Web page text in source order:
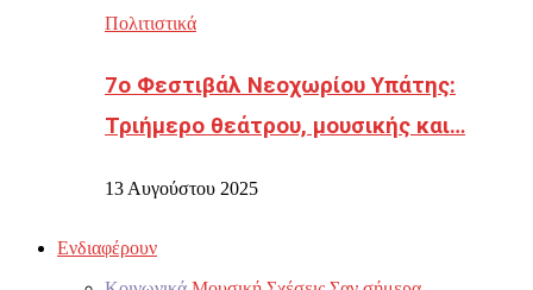
Πολιτιστικά
7ο Φεστιβάλ Νεοχωρίου Υπάτης:
Τριήμερο θεάτρου, μουσικής και…
13 Αυγούστου 2025
Ενδιαφέρουν